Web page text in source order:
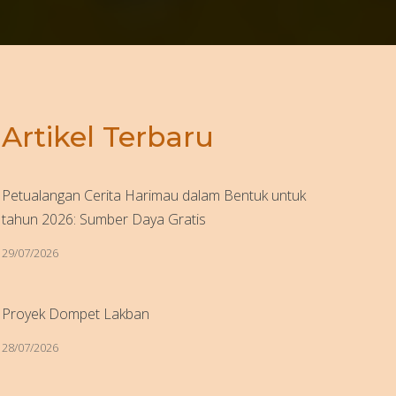
Artikel Terbaru
Petualangan Cerita Harimau dalam Bentuk untuk
tahun 2026: Sumber Daya Gratis
29/07/2026
Proyek Dompet Lakban
28/07/2026